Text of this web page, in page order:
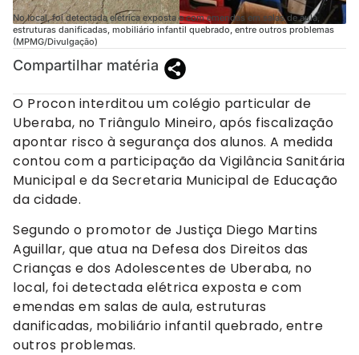
No local, foi detectada elétrica exposta e com emendas em salas de aula,
estruturas danificadas, mobiliário infantil quebrado, entre outros problemas
(MPMG/Divulgação)
Compartilhar matéria
O Procon interditou um colégio particular de
Uberaba, no Triângulo Mineiro, após fiscalização
apontar risco à segurança dos alunos. A medida
contou com a participação da Vigilância Sanitária
Municipal e da Secretaria Municipal de Educação
da cidade.
Segundo o promotor de Justiça Diego Martins
Aguillar, que atua na Defesa dos Direitos das
Crianças e dos Adolescentes de Uberaba, no
local, foi detectada elétrica exposta e com
emendas em salas de aula, estruturas
danificadas, mobiliário infantil quebrado, entre
outros problemas.